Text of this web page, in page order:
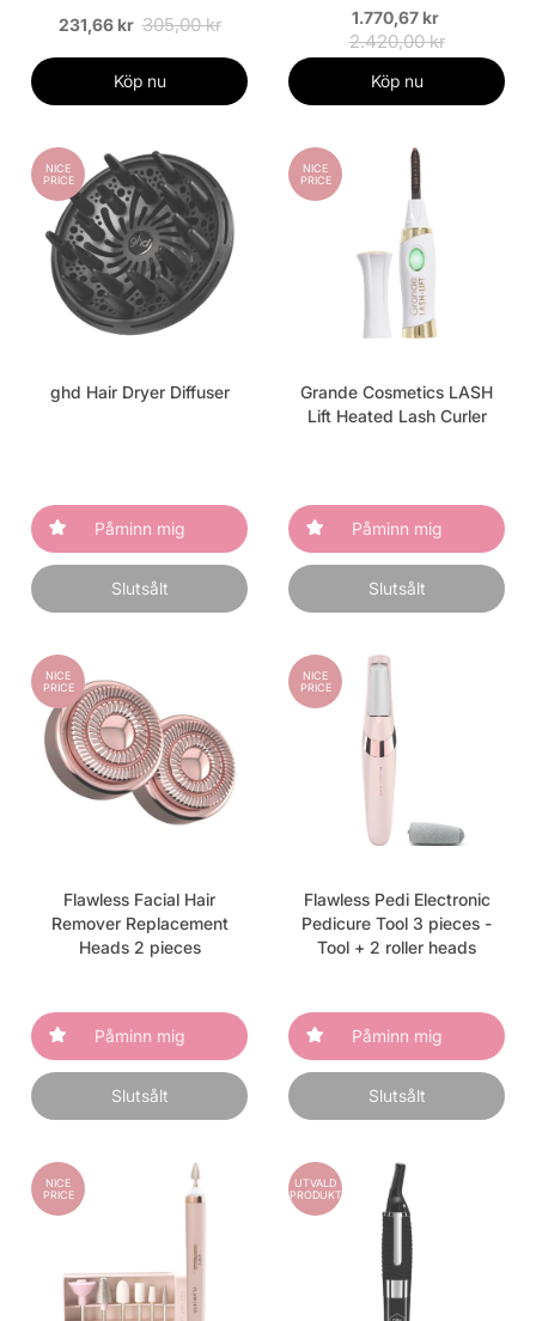
231,66 kr 305,00 kr
Köp nu
1.770,67 kr
2.420,00 kr
Köp nu
NICE
PRICE
ghd Hair Dryer Diffuser
Påminn mig
Slutsålt
NICE
PRICE
Grande Cosmetics LASH
Lift Heated Lash Curler
Påminn mig
Slutsålt
NICE
PRICE
Flawless Facial Hair
Remover Replacement
Heads 2 pieces
Påminn mig
Slutsålt
NICE
PRICE
Flawless Pedi Electronic
Pedicure Tool 3 pieces -
Tool + 2 roller heads
Påminn mig
Slutsålt
NICE
PRICE
UTVALD
PRODUKT